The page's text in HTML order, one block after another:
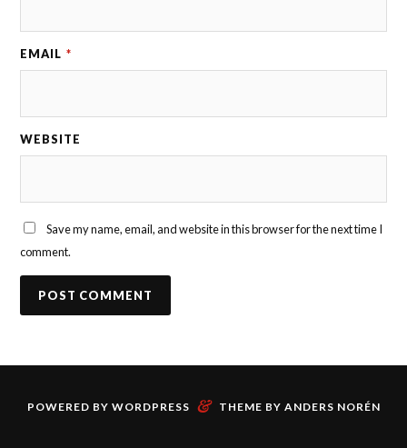
EMAIL *
WEBSITE
Save my name, email, and website in this browser for the next time I
comment.
POWERED BY WORDPRESS & THEME BY ANDERS NORÉN